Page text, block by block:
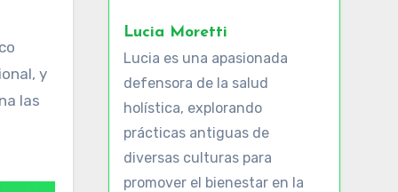
y
las
Lucia Moretti
Lucia es una apasionada
defensora de la salud
holística, explorando
prácticas antiguas de
diversas culturas para
promover el bienestar en la